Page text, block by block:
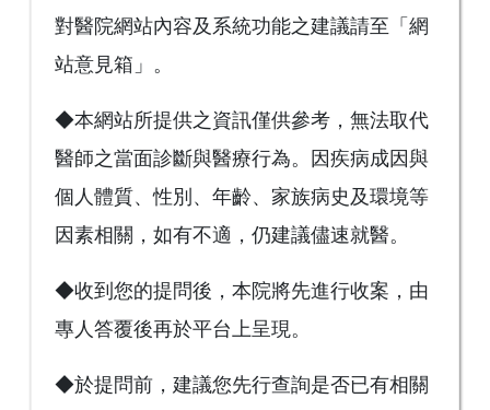
對醫院網站內容及系統功能之建議請至「網
站意見箱」。
◆本網站所提供之資訊僅供參考，無法取代
醫師之當面診斷與醫療行為。因疾病成因與
個人體質、性別、年齡、家族病史及環境等
因素相關，如有不適，仍建議儘速就醫。
◆收到您的提問後，本院將先進行收案，由
專人答覆後再於平台上呈現。
◆於提問前，建議您先行查詢是否已有相關